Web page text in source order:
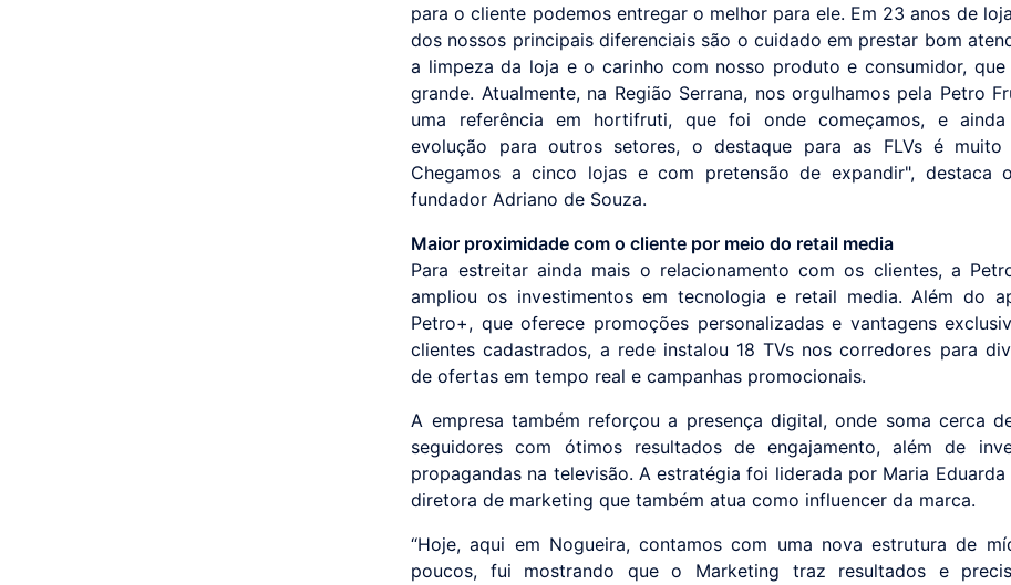
para o cliente podemos entregar o melhor para ele. Em 23 anos de
dos nossos principais diferenciais são o cuidado em prestar bom
a limpeza da loja e o carinho com nosso produto e consumidor, que
grande. Atualmente, na Região Serrana, nos orgulhamos pela Petro
uma referência em hortifruti, que foi onde começamos, e
evolução para outros setores, o destaque para as FLVs é muito
Chegamos a cinco lojas e com pretensão de expandir", destaca
fundador Adriano de Souza.
Maior proximidade com o cliente por meio do retail media
Para estreitar ainda mais o relacionamento com os clientes, a
ampliou os investimentos em tecnologia e retail media. Além do
Petro+, que oferece promoções personalizadas e vantagens
clientes cadastrados, a rede instalou 18 TVs nos corredores para
de ofertas em tempo real e campanhas promocionais.
A empresa também reforçou a presença digital, onde soma cerca
seguidores com ótimos resultados de engajamento, além de
propagandas na televisão. A estratégia foi liderada por Maria Eduarda
diretora de marketing que também atua como influencer da marca.
“Hoje, aqui em Nogueira, contamos com uma nova estrutura de
poucos, fui mostrando que o Marketing traz resultados e